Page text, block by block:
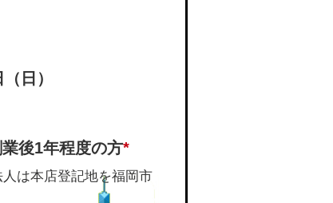
日）
後1年程度の方*
は本店登記地を福岡市